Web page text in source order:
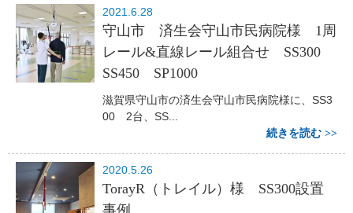
2021.6.28
守山市 済生会守山市民病院様 1周
レール&直線レール組合せ SS300
SS450 SP1000
滋賀県守山市の済生会守山市民病院様に、SS3
00 2台、SS...
続きを読む
2020.5.26
TorayR（トレイル）様 SS300設置